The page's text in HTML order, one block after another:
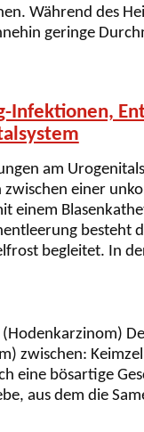
Während des
geringe
Infektionen,
am
einer
einem
besteht
begleitet. In
zwischen:
eine bösartige
aus dem die